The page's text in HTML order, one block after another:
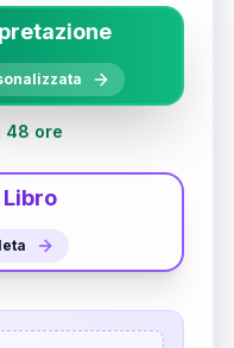
48 ore